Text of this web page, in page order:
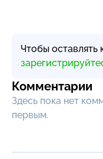
Чтобы оставлять
Комментарии
Здесь пока нет
первым.